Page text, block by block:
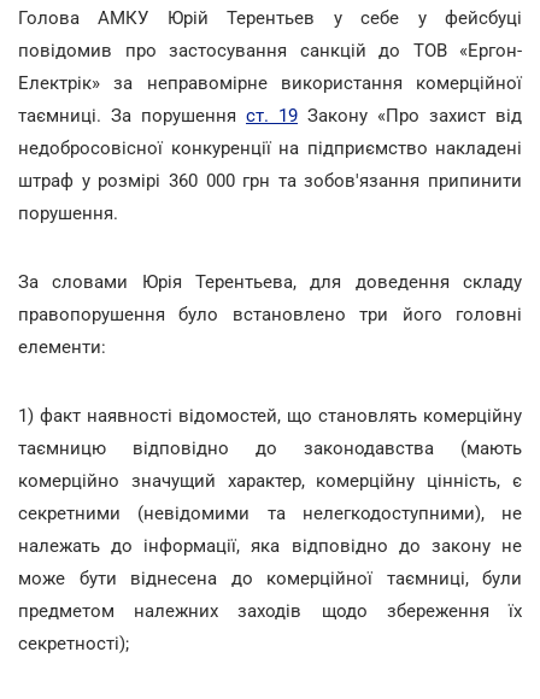
Голова АМКУ Юрій Терентьев у себе у фейсбуці
повідомив про застосування санкцій до ТОВ «Ергон-
Електрік» за неправомірне використання комерційної
таємниці. За порушення ст. 19 Закону «Про захист від
недобросовісної конкуренції на підприємство накладені
штраф у розмірі 360 000 грн та зобов'язання припинити
порушення.
За словами Юрія Терентьева, для доведення складу
правопорушення було встановлено три його головні
елементи:
1) факт наявності відомостей, що становлять комерційну
таємницю відповідно до законодавства (мають
комерційно значущий характер, комерційну цінність, є
секретними (невідомими та нелегкодоступними), не
належать до інформації, яка відповідно до закону не
може бути віднесена до комерційної таємниці, були
предметом належних заходів щодо збереження їх
секретності);